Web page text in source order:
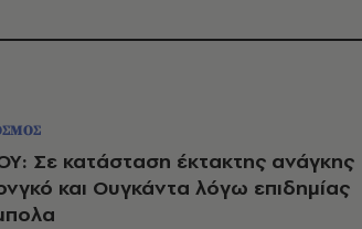
Σε κατάσταση έκτακτης ανάγκης
και Ουγκάντα λόγω επιδημίας